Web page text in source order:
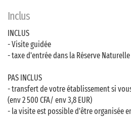
Inclus
INCLUS
- Visite guidée
- taxe d'entrée dans la Réserve
PAS INCLUS
- transfert de votre établissement si
(env 2 500 CFA/ env 3,8 EUR)
- la visite est possible d'être organisée